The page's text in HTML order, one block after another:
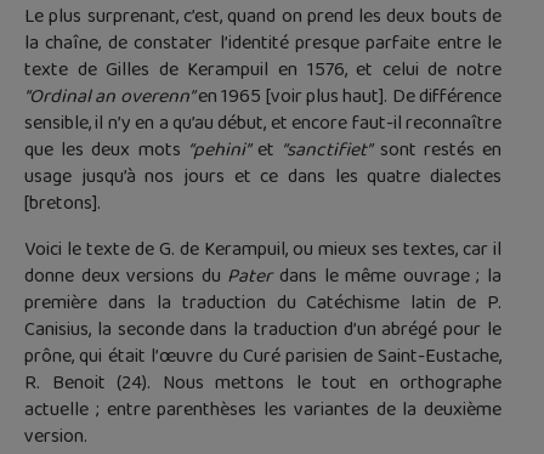
Le plus surprenant, c’est, quand on prend les deux bouts de
la chaîne, de constater l’identité presque parfaite entre le
texte de Gilles de Kerampuil en 1576, et celui de notre
“Ordinal an overenn”en 1965 [voir plus haut]. De différence
sensible, il n’y en a qu’au début, et encore faut-il reconnaître
que les deux mots “pehini”et “sanctifiet”sont restés en
usage jusqu’à nos jours et ce dans les quatre dialectes
[bretons].
Voici le texte de G. de Kerampuil, ou mieux ses textes, car il
donne deux versions du Paterdans le même ouvrage ; la
première dans la traduction du Catéchisme latin de P.
Canisius, la seconde dans la traduction d’un abrégé pour le
prône, qui était l’œuvre du Curé parisien de Saint-Eustache,
R. Benoit (24). Nous mettons le tout en orthographe
actuelle ; entre parenthèses les variantes de la deuxième
version.